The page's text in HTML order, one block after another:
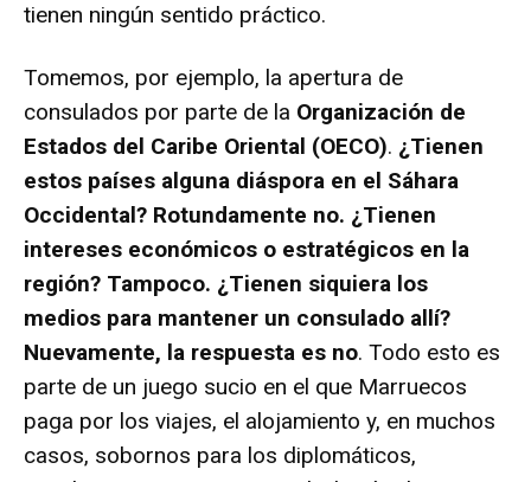
tienen ningún sentido práctico.
Tomemos, por ejemplo, la apertura de
consulados por parte de la Organización de
Estados del Caribe Oriental (OECO). ¿Tienen
estos países alguna diáspora en el Sáhara
Occidental? Rotundamente no. ¿Tienen
intereses económicos o estratégicos en la
región? Tampoco. ¿Tienen siquiera los
medios para mantener un consulado allí?
Nuevamente, la respuesta es no. Todo esto es
parte de un juego sucio en el que Marruecos
paga por los viajes, el alojamiento y, en muchos
casos, sobornos para los diplomáticos,